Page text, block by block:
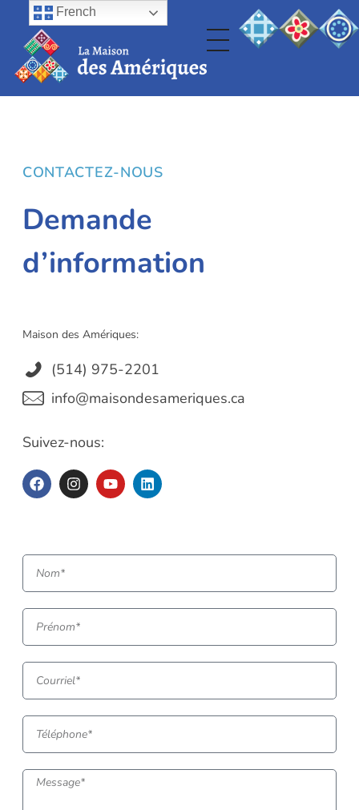
CONTACTEZ-NOUS
Demande
d’information
Maison des Amériques:
(514) 975-2201
info@maisondesameriques.ca
Suivez-nous:
French